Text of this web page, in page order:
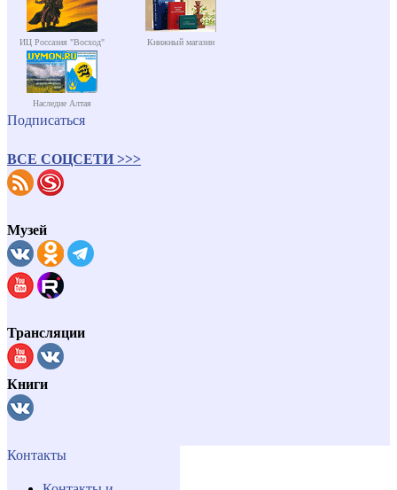
ИЦ Россазия "Восход" Книжный магазин
Наследие Алтая
Подписаться
ВСЕ СОЦСЕТИ >>>
Музей
Трансляции
Книги
Контакты